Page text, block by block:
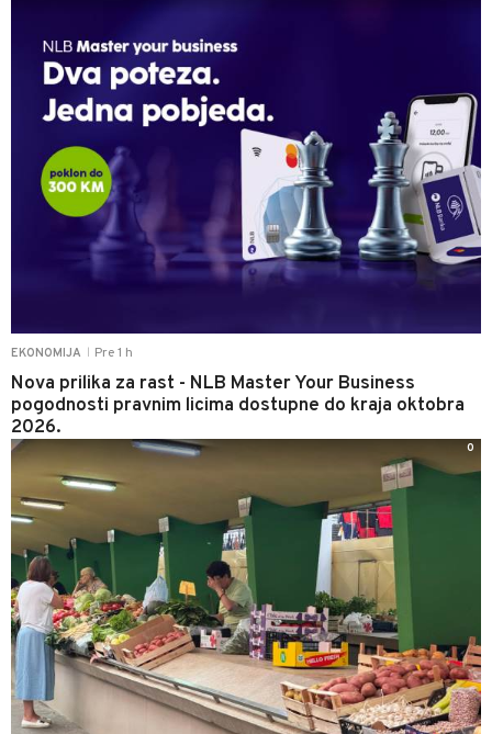
EKONOMIJA Pre 1 h
Nova prilika za rast - NLB Master Your Business
pogodnosti pravnim licima dostupne do kraja oktobra
2026.
0